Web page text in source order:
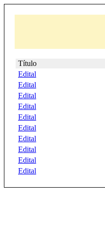
Título
Edital
Edital
Edital
Edital
Edital
Edital
Edital
Edital
Edital
Edital